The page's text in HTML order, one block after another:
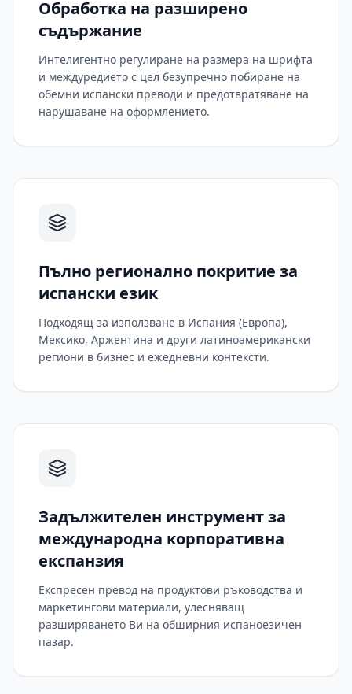
Обработка на разширено
съдържание
Интелигентно регулиране на размера на шрифта
и междуредието с цел безупречно побиране на
обемни испански преводи и предотвратяване на
нарушаване на оформлението.
Пълно регионално покритие за
испански език
Подходящ за използване в Испания (Европа),
Мексико, Аржентина и други латиноамерикански
региони в бизнес и ежедневни контексти.
Задължителен инструмент за
международна корпоративна
експанзия
Експресен превод на продуктови ръководства и
маркетингови материали, улесняващ
разширяването Ви на обширния испаноезичен
пазар.